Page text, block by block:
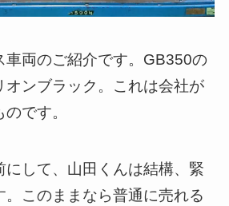
車両のご紹介です。GB350の
オンブラック。これは会社が
です。
にして、山田くんは結構、緊
。このままなら普通に売れる